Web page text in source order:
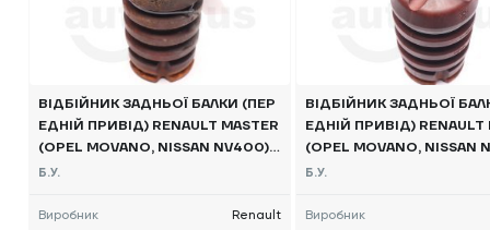
ВІДБІЙНИК ЗАДНЬОЇ БАЛКИ (ПЕР
ЕДНІЙ ПРИВІД) RENAULT MASTER
(OPEL MOVANO, NISSAN NV400) 2
010 -, 552402008R Б/В
Б.У.
Виробник
Renault
ВІДБІЙНИК ЗАДНЬОЇ
ЕДНІЙ ПРИВІД) RENAULT
(OPEL MOVANO, NISSAN
010 -, 552402008R Б/В
Б.У.
Виробник